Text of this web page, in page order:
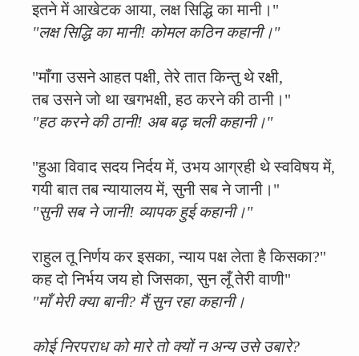
इतने में आखेटक आया, लक्ष सिद्धि का मानी।"
"लक्ष सिद्धि का मानी! कोमल कठिन कहानी।"
"माँगा उसने आहत पक्षी, तेरे तात किन्तु थे रक्षी,
तब उसने जो था खगभक्षी, हठ करने की ठानी।"
"हठ करने की ठानी! अब बढ़ चली कहानी।"
"हुआ विवाद सदय निर्दय में, उभय आग्रही थे स्वविषय में,
गयी बात तब न्यायालय में, सुनी सब ने जानी।"
"सुनी सब ने जानी! व्यापक हुई कहानी।"
राहुल तू निर्णय कर इसका, न्याय पक्ष लेता है किसका?"
कह दो निर्भय जय हो जिसका, सुन लूँ तेरी वाणी"
"माँ मेरी क्या बानी? मैं सुन रहा कहानी।
कोई निरपराध को मारे तो क्यों न अन्य उसे उबारे?